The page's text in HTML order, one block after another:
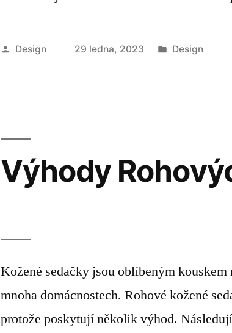
Autor
Design 29 ledna, 2023
Publikováno
Design
Výhody
Kožené sedačky jsou oblíbeným
mnoha domácnostech. Rohové kožené
protože poskytují několik výhod.